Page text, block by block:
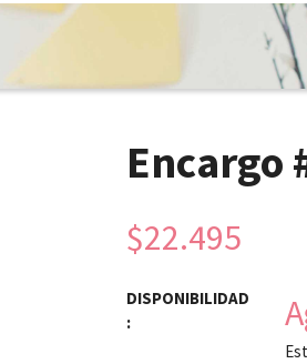
Encargo
$22.495
DISPONIBILIDAD
: